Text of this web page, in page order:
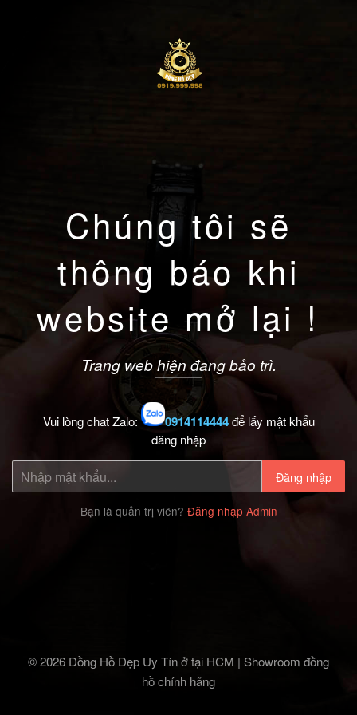
Chúng tôi sẽ
thông báo khi
website mở lại !
Trang web hiện đang bảo trì.
Vui lòng chat Zalo: 0914114444để lấy mật khẩu
đăng nhập
Đăng nhập
Bạn là quản trị viên? Đăng nhập Admin
© 2026 Đồng Hồ Đẹp Uy Tín ở tại HCM | Showroom đồng
hồ chính hãng‎